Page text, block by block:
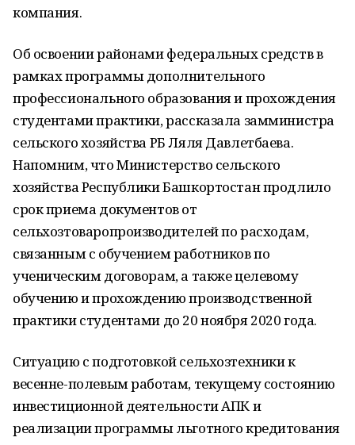
компания.
Об освоении районами федеральных средств в
рамках программы дополнительного
профессионального образования и прохождения
студентами практики, рассказала замминистра
сельского хозяйства РБ Ляля Давлетбаева.
Напомним, что Министерство сельского
хозяйства Республики Башкортостан продлило
срок приема документов от
сельхозтоваропроизводителей по расходам,
связанным с обучением работников по
ученическим договорам, а также целевому
обучению и прохождению производственной
практики студентами до 20 ноября 2020 года.
Ситуацию с подготовкой сельхозтехники к
весенне-полевым работам, текущему состоянию
инвестиционной деятельности АПК и
реализации программы льготного кредитования